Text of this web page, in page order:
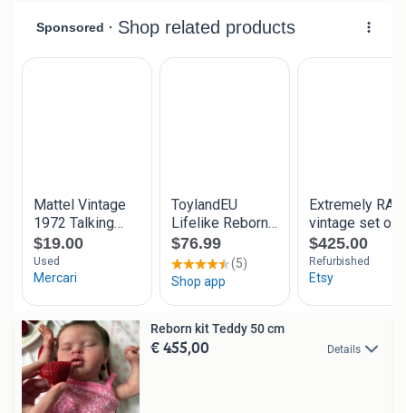
Reborn kit Teddy 50 cm
€ 455,00 Details